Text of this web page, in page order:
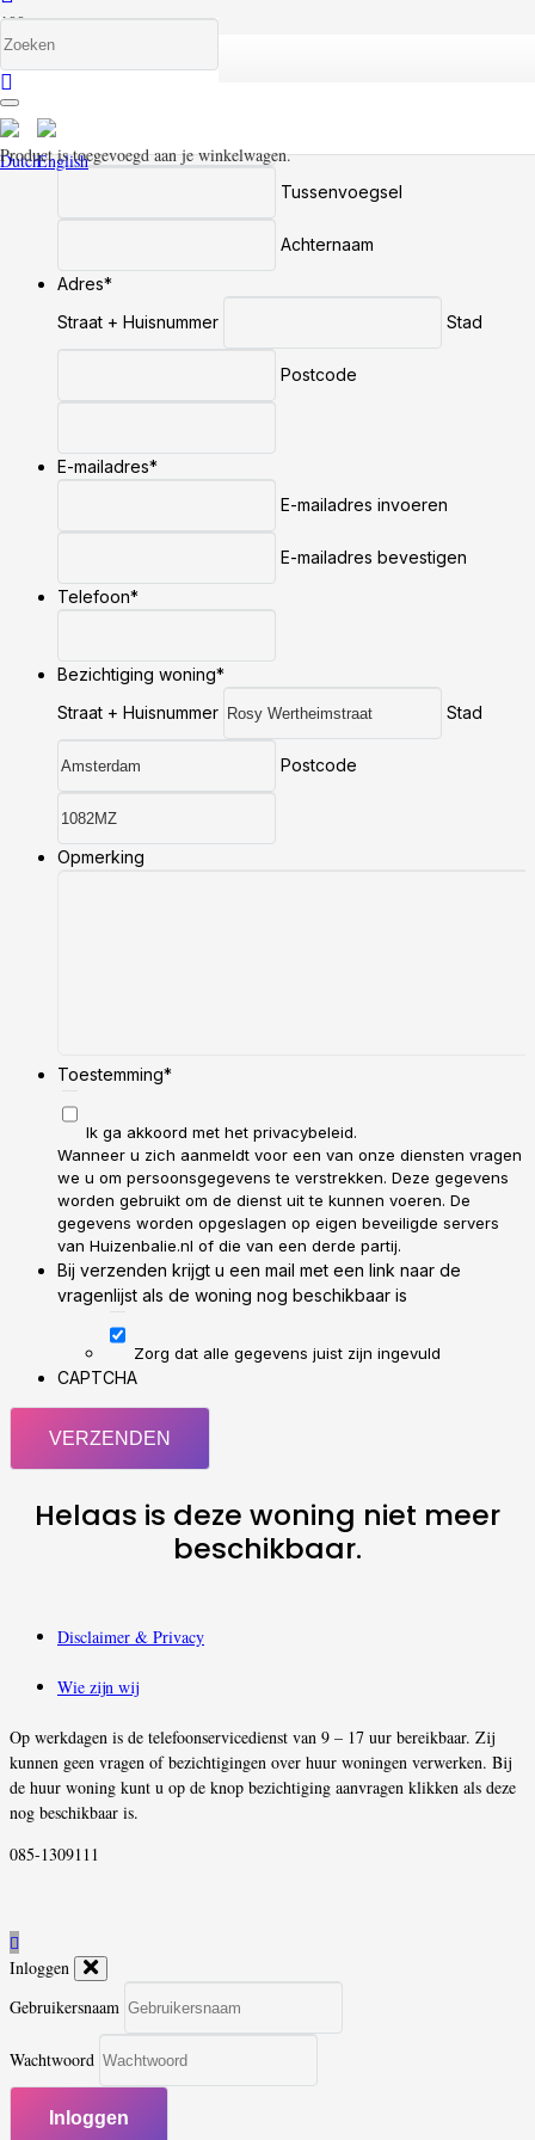
Productis toegevoegd aan je winkelwagen.
Tussenvoegsel
Achternaam
Adres*
Straat + Huisnummer
Stad
Postcode
E-mailadres*
E-mailadres invoeren
E-mailadres bevestigen
Telefoon*
Bezichtiging woning*
Straat + Huisnummer
Stad
Postcode
Opmerking
Toestemming*
Ik ga akkoord met het privacybeleid.
Wanneer u zich aanmeldt voor een van onze diensten vragen
we u om persoonsgegevens te verstrekken. Deze gegevens
worden gebruikt om de dienst uit te kunnen voeren. De
gegevens worden opgeslagen op eigen beveiligde servers
van Huizenbalie.nl of die van een derde partij.
Bij verzenden krijgt u een mail met een link naar de
vragenlijst als de woning nog beschikbaar is
Zorg dat alle gegevens juist zijn ingevuld
CAPTCHA
Helaas is deze woning niet meer
beschikbaar.
Disclaimer & Privacy
Wie zijn wij
Op werkdagen is de telefoonservicedienst van 9 – 17 uur bereikbaar. Zij
kunnen geen vragen of bezichtigingen over huur woningen verwerken. Bij
de huur woning kunt u op de knop bezichtiging aanvragen klikken als deze
nog beschikbaar is.
085-1309111
Inloggen
Gebruikersnaam
Wachtwoord